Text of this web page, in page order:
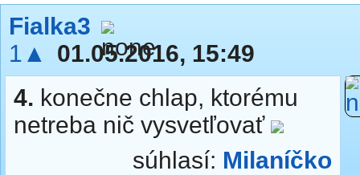
Fialka3
1▲
01.05.2016, 15:49
4. konečne chlap, ktorému
netreba nič vysvetľovať
súhlasí: Milaníčko